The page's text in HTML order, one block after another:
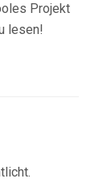
Projekt
lesen!